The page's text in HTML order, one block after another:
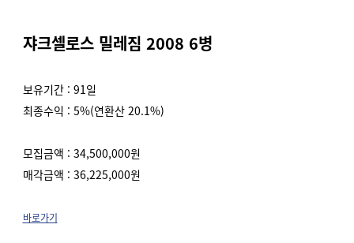
쟈크셀로스 밀레짐 2008 6병
보유기간 : 91일
최종수익 : 5%(연환산 20.1%)
모집금액 : 34,500,000원
매각금액 : 36,225,000원
바로가기